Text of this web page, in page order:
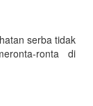
serba tidak
ronta di